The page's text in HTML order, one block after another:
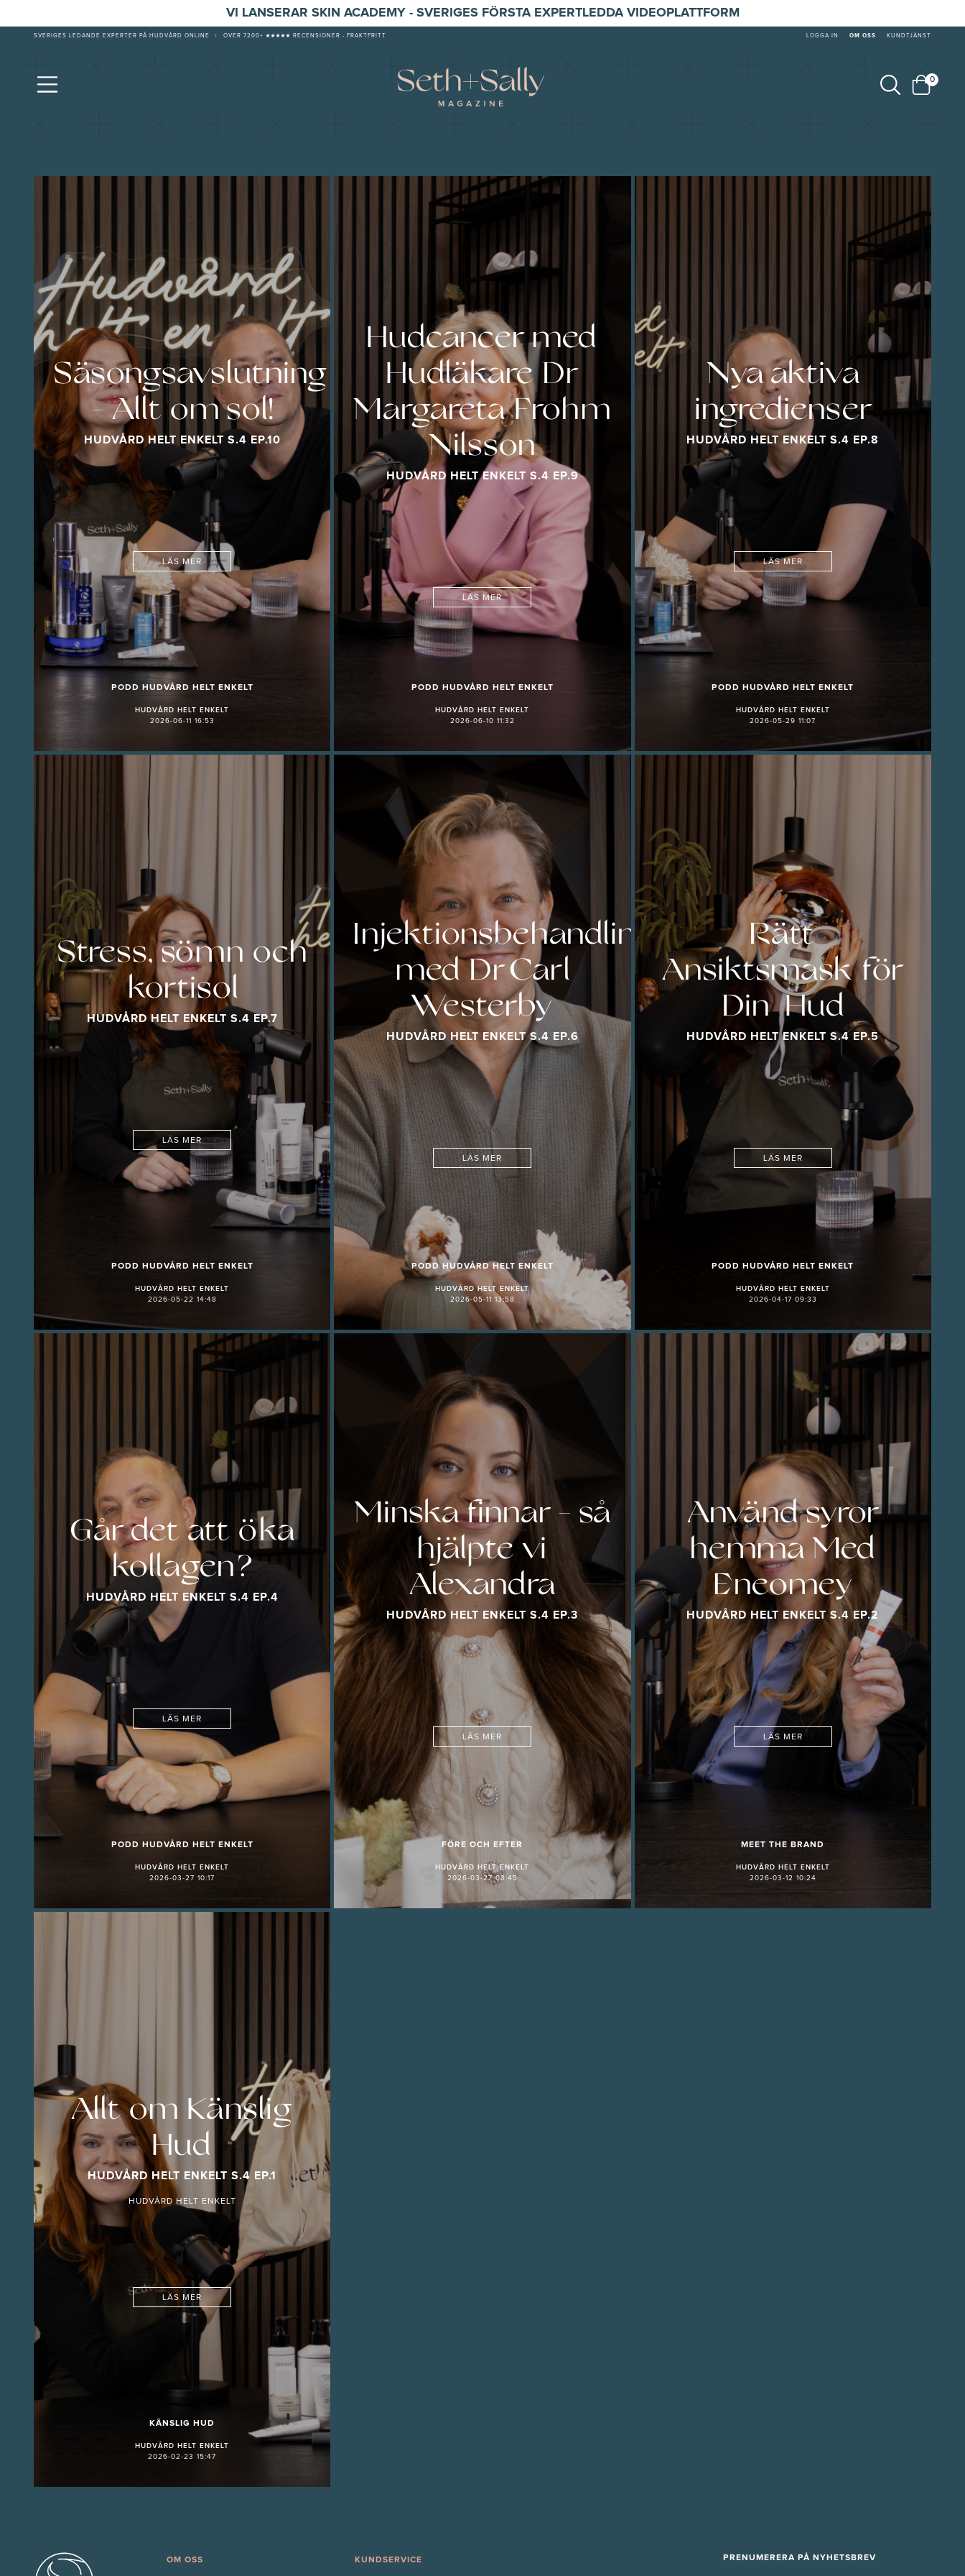
VI LANSERAR SKIN ACADEMY - SVERIGES FÖRSTA EXPERTLEDDA VIDEOPLATTFORM
SVERIGES LEDANDE EXPERTER PÅ HUDVÅRD ONLINE ÖVER 7200+ ★★★★★ RECENSIONER - FRAKTFRITT LOGGA IN OM OSS KUNDTJÄNST
0
Säsongsavslutning
- Allt om sol!
HUDVÅRD HELT ENKELT S.4 EP.10
LÄS MER
PODD HUDVÅRD HELT ENKELT
HUDVÅRD HELT ENKELT
2026-06-11 16:53
Hudcancer med
Hudläkare Dr
Margareta Frohm
Nilsson
HUDVÅRD HELT ENKELT S.4 EP.9
LÄS MER
PODD HUDVÅRD HELT ENKELT
HUDVÅRD HELT ENKELT
2026-06-10 11:32
Nya aktiva
ingredienser
HUDVÅRD HELT ENKELT S.4 EP.8
LÄS MER
PODD HUDVÅRD HELT ENKELT
HUDVÅRD HELT ENKELT
2026-05-29 11:07
Stress, sömn och
kortisol
HUDVÅRD HELT ENKELT S.4 EP.7
LÄS MER
PODD HUDVÅRD HELT ENKELT
HUDVÅRD HELT ENKELT
2026-05-22 14:48
Injektionsbehandlingar
med Dr Carl
Westerby
HUDVÅRD HELT ENKELT S.4 EP.6
LÄS MER
PODD HUDVÅRD HELT ENKELT
HUDVÅRD HELT ENKELT
2026-05-11 13:58
Rätt
Ansiktsmask för
Din Hud
HUDVÅRD HELT ENKELT S.4 EP.5
LÄS MER
PODD HUDVÅRD HELT ENKELT
HUDVÅRD HELT ENKELT
2026-04-17 09:33
Går det att öka
kollagen?
HUDVÅRD HELT ENKELT S.4 EP.4
LÄS MER
PODD HUDVÅRD HELT ENKELT
HUDVÅRD HELT ENKELT
2026-03-27 10:17
Minska finnar - så
hjälpte vi
Alexandra
HUDVÅRD HELT ENKELT S.4 EP.3
LÄS MER
FÖRE OCH EFTER
HUDVÅRD HELT ENKELT
2026-03-27 08:45
Använd syror
hemma Med
Eneomey
HUDVÅRD HELT ENKELT S.4 EP.2
LÄS MER
MEET THE BRAND
HUDVÅRD HELT ENKELT
2026-03-12 10:24
Allt om Känslig
Hud
HUDVÅRD HELT ENKELT S.4 EP.1
HUDVÅRD HELT ENKELT
LÄS MER
KÄNSLIG HUD
HUDVÅRD HELT ENKELT
2026-02-23 15:47
OM OSS KUNDSERVICE PRENUMERERA PÅ NYHETSBREV